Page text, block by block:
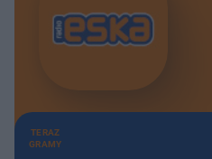
TERAZ
GRAMY